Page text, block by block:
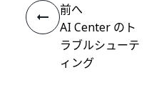
前へ
AI Center のト
ラブルシューテ
ィング